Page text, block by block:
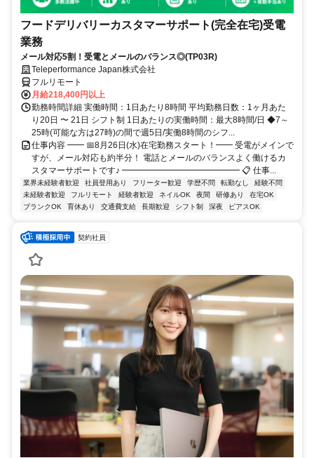
フードデリバリーカスタマーサポート(完全在宅)受電
業務
メール対応5割！受電とメールのバランス◎(TP03R)
Teleperformance Japan株式会社
フルリモート
月給218,400円以上
勤務時間詳細 実働時間：1日あたり8時間 平均勤務日数：1ヶ月あた
り20日 〜 21日 シフト制 1日あたりの実働時間：最大8時間/日 ◆7～
25時(可能な方は27時)の間で週5日/実働8時間のシフ...
仕事内容 ━━ 📅8月26日(水)在宅勤務スタート！━━ 受電がメインで
すが、メール対応も約半分！ 電話とメールのバランスよく働けるカ
スタマーサポートです♪ ━━━━━━━━━━━━━━ 📋 仕事...
業界未経験者歓迎 社員登用あり フリーター歓迎 学歴不問 転勤なし
経験不問
未経験者歓迎
フルリモート 経験者歓迎 ネイルOK 夜間 研修あり
在宅OK
ブランクOK
育休あり 交通費支給 長期歓迎 シフト制 深夜 ピアスOK
契約社員